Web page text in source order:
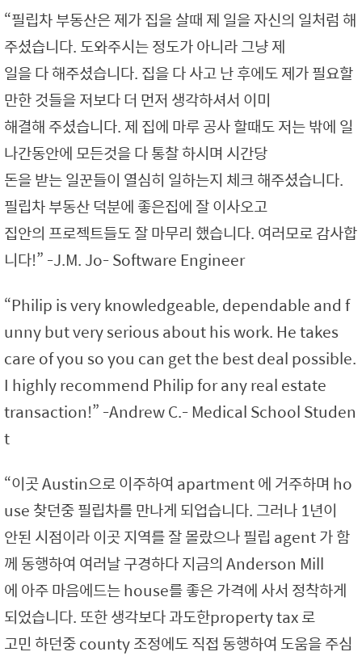
“필립차 부동산은 제가 집을 살때 제 일을 자신의 일처럼 해
주셨습니다. 도와주시는 정도가 아니라 그냥 제
일을 다 해주셨습니다. 집을 다 사고 난 후에도 제가 필요할
만한 것들을 저보다 더 먼저 생각하셔서 이미
해결해 주셨습니다. 제 집에 마루 공사 할때도 저는 밖에 일
나간동안에 모든것을 다 통찰 하시며 시간당
돈을 받는 일꾼들이 열심히 일하는지 체크 해주셨습니다.
필립차 부동산 덕분에 좋은집에 잘 이사오고
집안의 프로젝트들도 잘 마무리 했습니다. 여러모로 감사합
니다!” -J.M. Jo- Software Engineer
“Philip is very knowledgeable, dependable and f
unny but very serious about his work. He takes
care of you so you can get the best deal possible.
I highly recommend Philip for any real estate
transaction!” -Andrew C.- Medical School Studen
t
“이곳 Austin으로 이주하여 apartment 에 거주하며 ho
use 찾던중 필립차를 만나게 되업습니다. 그러나 1년이
안된 시점이라 이곳 지역를 잘 몰랐으나 필립 agent 가 함
께 동행하여 여러날 구경하다 지금의 Anderson Mill
에 아주 마음에드는 house를 좋은 가격에 사서 정착하게
되었습니다. 또한 생각보다 과도한property tax 로
고민 하던중 county 조정에도 직접 동행하여 도움을 주심